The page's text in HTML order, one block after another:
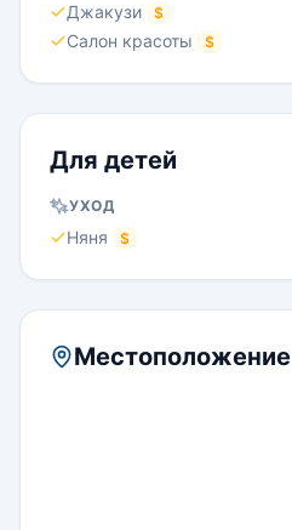
Джакузи $
Салон красоты $
Для детей
УХОД
Няня $
Местоположение